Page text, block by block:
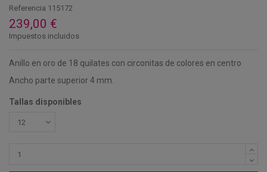
Referencia 115172
239,00 €
Impuestos incluidos
Anillo en oro de 18 quilates con circonitas de colores en centro
Ancho parte superior 4 mm.
Tallas disponibles